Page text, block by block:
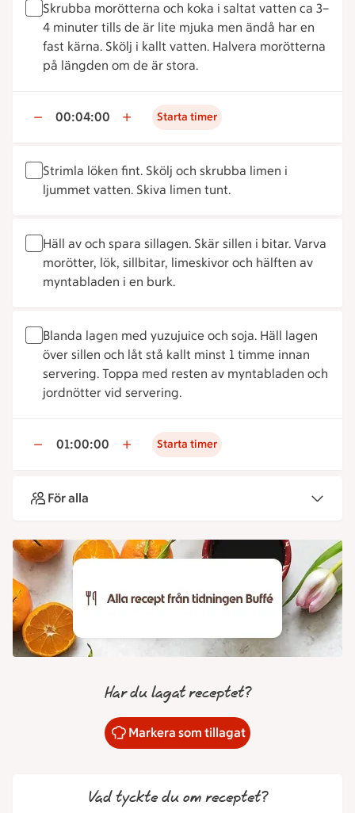
Skrubba morötterna och koka i saltat vatten ca 3–
4 minuter tills de är lite mjuka men ändå har en
fast kärna. Skölj i kallt vatten. Halvera morötterna
på längden om de är stora.
00:04:00 Starta timer
Strimla löken fint. Skölj och skrubba limen i
ljummet vatten. Skiva limen tunt.
Häll av och spara sillagen. Skär sillen i bitar. Varva
morötter, lök, sillbitar, limeskivor och hälften av
myntabladen i en burk.
Blanda lagen med yuzujuice och soja. Häll lagen
över sillen och låt stå kallt minst 1 timme innan
servering. Toppa med resten av myntabladen och
jordnötter vid servering.
01:00:00 Starta timer
För alla
Har du lagat receptet?
Markera som tillagat
Vad tyckte du om receptet?